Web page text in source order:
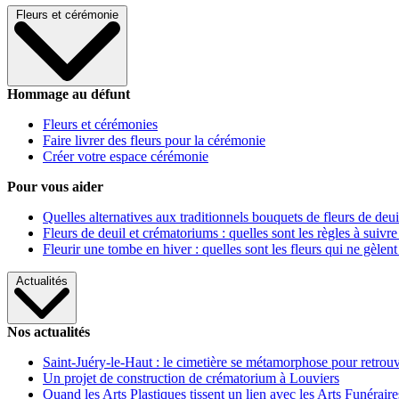
Fleurs et cérémonie
Hommage au défunt
Fleurs et cérémonies
Faire livrer des fleurs pour la cérémonie
Créer votre espace cérémonie
Pour vous aider
Quelles alternatives aux traditionnels bouquets de fleurs de
Fleurs de deuil et crématoriums : quelles sont les règles à
Fleurir une tombe en hiver : quelles sont les fleurs qui ne gèlent
Actualités
Nos actualités
Saint-Juéry-le-Haut : le cimetière se métamorphose pour
Un projet de construction de crématorium à Louviers
Quand les Arts Plastiques tissent un lien avec les Arts